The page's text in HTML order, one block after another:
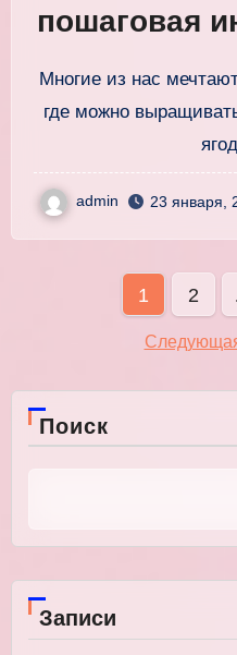
пошаговая
Многие из нас мечтают о собственном огороде,
где можно
admin 23 января,
Пагинация
записей
1 2
Поиск
Записи